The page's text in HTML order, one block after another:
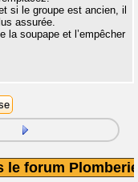
si le groupe est ancien, il
assurée.
la soupape et l’empêcher
le forum Plomberie